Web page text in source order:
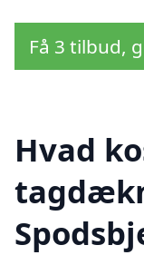
Få 3 tilbud,
Hvad